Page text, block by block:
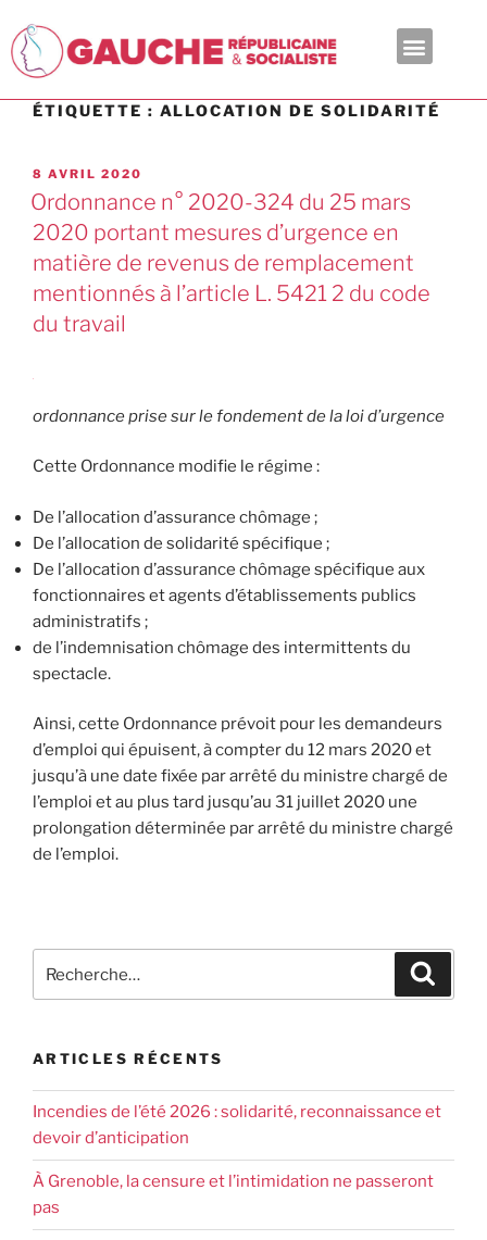
ÉTIQUETTE : ALLOCATION DE SOLIDARITÉ
8 AVRIL 2020
Ordonnance n° 2020-324 du 25 mars
2020 portant mesures d’urgence en
matière de revenus de remplacement
mentionnés à l’article L. 5421 2 du code
du travail
ordonnance prise sur le fondement de la loi d’urgence
Cette Ordonnance modifie le régime :
De l’allocation d’assurance chômage ;
De l’allocation de solidarité spécifique ;
De l’allocation d’assurance chômage spécifique aux
fonctionnaires et agents d’établissements publics
administratifs ;
de l’indemnisation chômage des intermittents du
spectacle.
Ainsi, cette Ordonnance prévoit pour les demandeurs
d’emploi qui épuisent, à compter du 12 mars 2020 et
jusqu’à une date fixée par arrêté du ministre chargé de
l’emploi et au plus tard jusqu’au 31 juillet 2020 une
prolongation déterminée par arrêté du ministre chargé
de l’emploi.
ARTICLES RÉCENTS
Incendies de l’été 2026 : solidarité, reconnaissance et
devoir d’anticipation
À Grenoble, la censure et l’intimidation ne passeront
pas